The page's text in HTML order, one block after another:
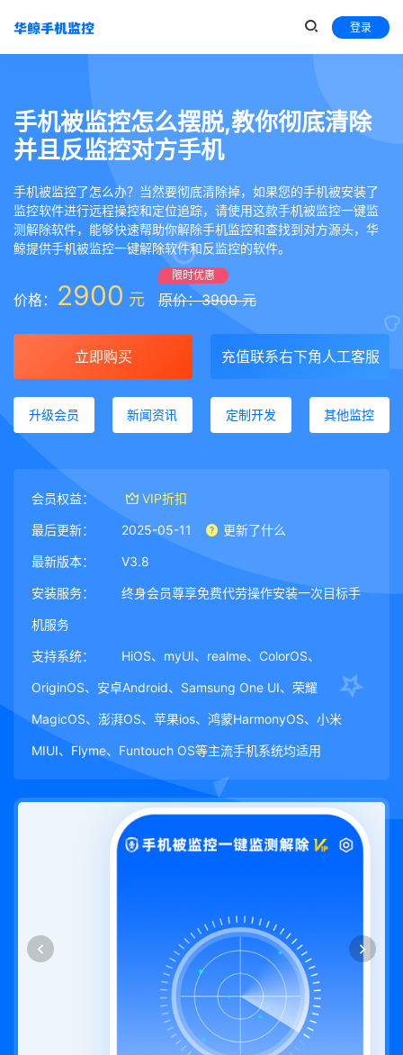
登录
手机被监控怎么摆脱,教你彻底清除
并且反监控对方手机
手机被监控了怎么办？当然要彻底清除掉，如果您的手机被安装了
监控软件进行远程操控和定位追踪，请使用这款手机被监控一键监
测解除软件，能够快速帮助你解除手机监控和查找到对方源头，华
鲸提供手机被监控一键解除软件和反监控的软件。
价格： 2900 元
限时优惠
原价：3900 元
立即购买 充值联系右下角人工客服
升级会员 新闻资讯 定制开发 其他监控
会员权益： VIP折扣
最后更新： 2025-05-11 更新了什么
最新版本： V3.8
安装服务： 终身会员尊享免费代劳操作安装一次目标手
机服务
支持系统： HiOS、myUI、realme、ColorOS、
OriginOS、安卓Android、Samsung One UI、荣耀
MagicOS、澎湃OS、苹果ios、鸿蒙HarmonyOS、小米
MIUI、Flyme、Funtouch OS等主流手机系统均适用